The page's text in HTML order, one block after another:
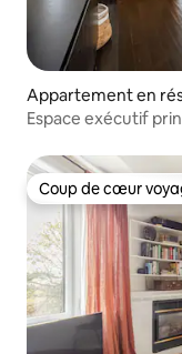
Appartement en
Espace exécutif
Coup de cœur
Coup de cœur